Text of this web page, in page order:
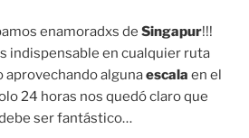
enamoradxs de Singapur!!!
indispensable en cualquier ruta
aprovechando algunaescala en el
24 horas nos quedó claro que
ser fantástico…